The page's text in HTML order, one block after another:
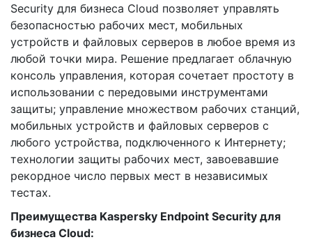
Security для бизнеса Cloud позволяет управлять
безопасностью рабочих мест, мобильных
устройств и файловых серверов в любое время из
любой точки мира. Решение предлагает облачную
консоль управления, которая сочетает простоту в
использовании с передовыми инструментами
защиты; управление множеством рабочих станций,
мобильных устройств и файловых серверов с
любого устройства, подключенного к Интернету;
технологии защиты рабочих мест, завоевавшие
рекордное число первых мест в независимых
тестах.
Преимущества Kaspersky Endpoint Security для
бизнеса Cloud: